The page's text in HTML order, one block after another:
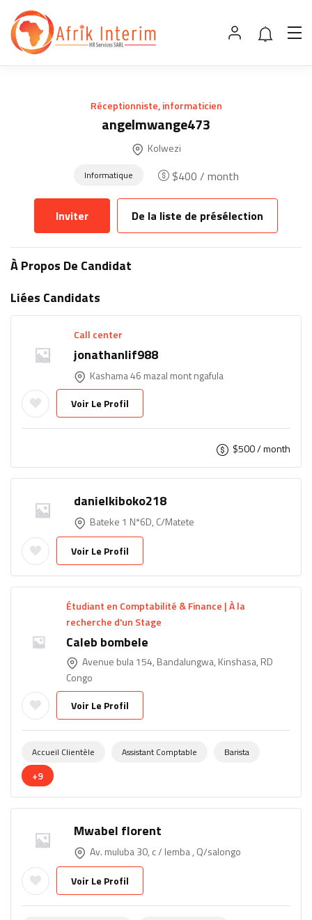
Réceptionniste, informaticien
angelmwange473
Kolwezi
Informatique $400 / month
Inviter De la liste de présélection
À Propos De Candidat
Liées Candidats
Call center
jonathanlif988
Kashama 46 mazal mont ngafula
Voir Le Profil
$500/ month
danielkiboko218
Bateke 1 N*6D, C/Matete
Voir Le Profil
Étudiant en Comptabilité & Finance | À la
recherche d'un Stage
Caleb bombele
Avenue bula 154, Bandalungwa, Kinshasa, RD
Congo
Voir Le Profil
Accueil Clientèle Assistant Comptable Barista
+9
Mwabel florent
Av. muluba 30, c / lemba , Q/salongo
Voir Le Profil